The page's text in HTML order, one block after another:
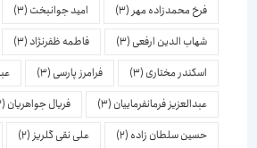
فرخ محمدزاده مهر (3) امید جوانبخت(3)
شهاب الدین ارفعی(3) فاطمه ظفرنژاد(3)
اسكندر مختاری(3) فرامرز پارسی(3)
عبدالعزیز فرمانفرماییان(3) فریال جواهریان(2)
حسین سلطان زاده(2) علی نقی گلریز(2)